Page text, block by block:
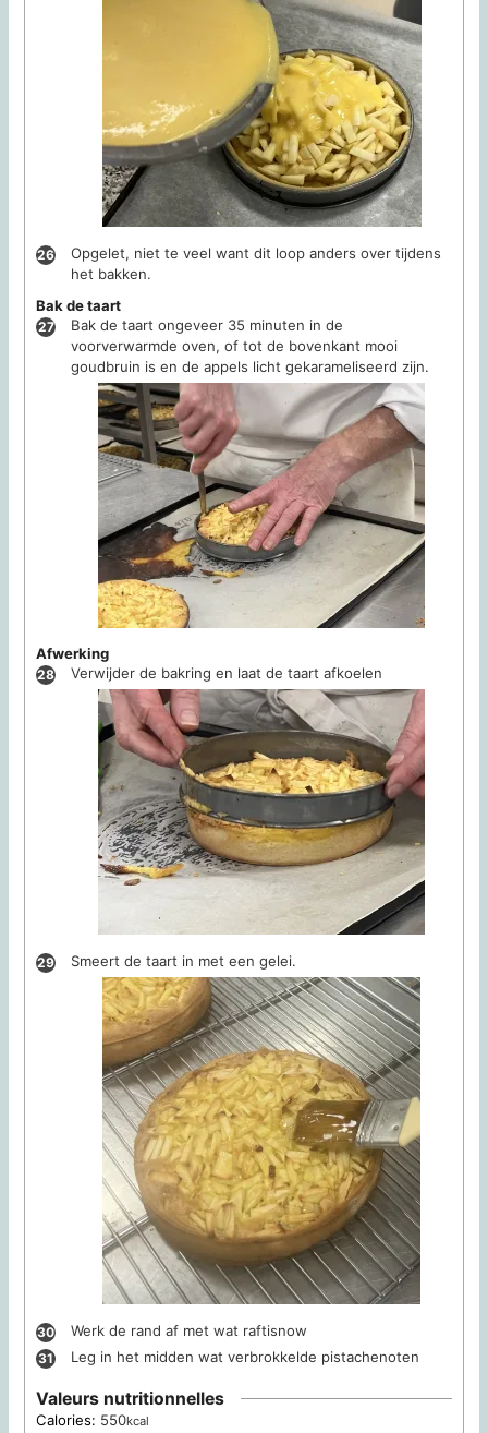
Opgelet, niet te veel want dit loop anders over tijdens
het bakken.
Bak de taart
Bak de taart ongeveer 35 minuten in de
voorverwarmde oven, of tot de bovenkant mooi
goudbruin is en de appels licht gekarameliseerd zijn.
Afwerking
Verwijder de bakring en laat de taart afkoelen
Smeert de taart in met een gelei.
Werk de rand af met wat raftisnow
Leg in het midden wat verbrokkelde pistachenoten
Valeurs nutritionnelles
Calories: 550kcal